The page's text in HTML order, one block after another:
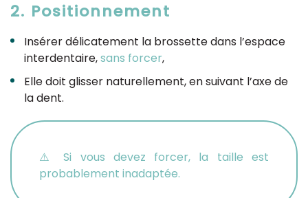
2. Positionnement
Insérer délicatement la brossette dans l’espace
interdentaire,sans forcer,
Elle doit glisser naturellement, en suivant l’axe de
la dent.
⚠️ Si vous devez forcer, la taille est
probablement inadaptée.